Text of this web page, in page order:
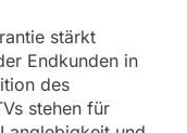
stärkt
Endkunden in
des
stehen für